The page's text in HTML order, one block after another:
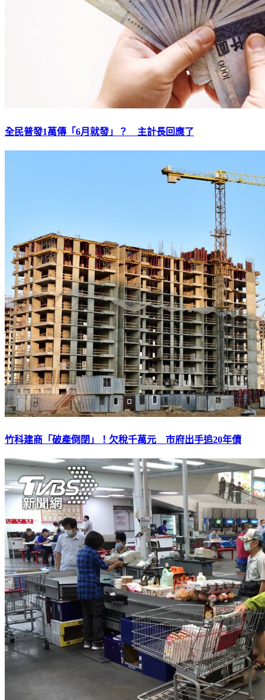
全民普發1萬傳「6月就發」？ 主計長回應了
竹科建商「破產倒閉」！欠稅千萬元 市府出手追20年債